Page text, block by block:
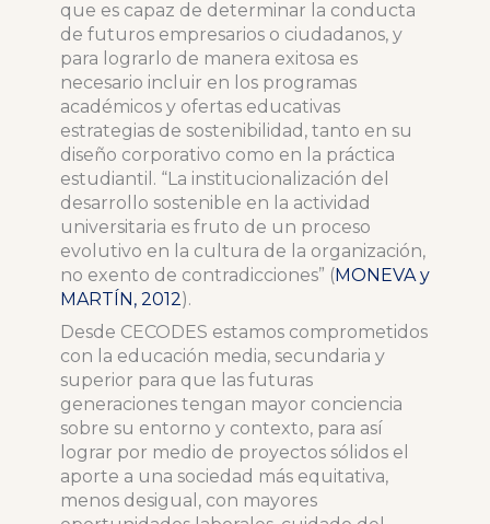
que es capaz de determinar la conducta
de futuros empresarios o ciudadanos, y
para lograrlo de manera exitosa es
necesario incluir en los programas
académicos y ofertas educativas
estrategias de sostenibilidad, tanto en su
diseño corporativo como en la práctica
estudiantil. “La institucionalización del
desarrollo sostenible en la actividad
universitaria es fruto de un proceso
evolutivo en la cultura de la organización,
no exento de contradicciones” (MONEVA y
MARTÍN, 2012).
Desde CECODES estamos comprometidos
con la educación media, secundaria y
superior para que las futuras
generaciones tengan mayor conciencia
sobre su entorno y contexto, para así
lograr por medio de proyectos sólidos el
aporte a una sociedad más equitativa,
menos desigual, con mayores